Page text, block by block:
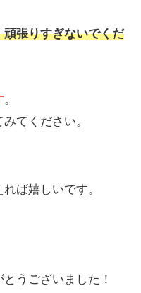
張りすぎないでくだ
。
てください。
ば嬉しいです。
うございました！